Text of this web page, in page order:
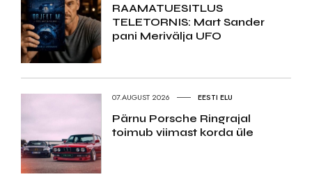
RAAMATUESITLUS
TELETORNIS: Mart Sander
pani Merivälja UFO
07.AUGUST 2026 EESTI ELU
Pärnu Porsche Ringrajal
toimub viimast korda üle